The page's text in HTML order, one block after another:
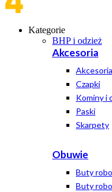
Kategorie
BHP i odzież
Akcesoria
Czapki
Kominy i
Paski
Skarpety
Obuwie
Buty
Buty